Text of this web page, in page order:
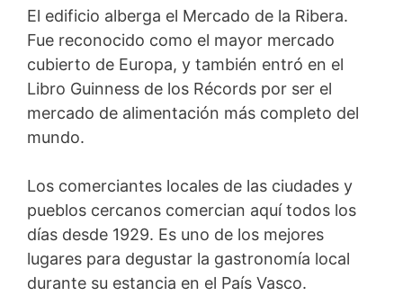
El edificio alberga el Mercado de la Ribera.
Fue reconocido como el mayor mercado
cubierto de Europa, y también entró en el
Libro Guinness de los Récords por ser el
mercado de alimentación más completo del
mundo.
Los comerciantes locales de las ciudades y
pueblos cercanos comercian aquí todos los
días desde 1929. Es uno de los mejores
lugares para degustar la gastronomía local
durante su estancia en el País Vasco.